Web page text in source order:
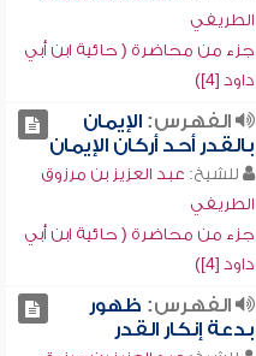
الطريفي
جزء من محاضرة ( حائية ابن أبي
داود [4])
الفهرس:الإيمان
بالقدر أحد أركان الإيمان
للشيخ: عبد العزيز بن مرزوق
الطريفي
جزء من محاضرة ( حائية ابن أبي
داود [4])
الفهرس: ظهور
بدعة إنكار القدر